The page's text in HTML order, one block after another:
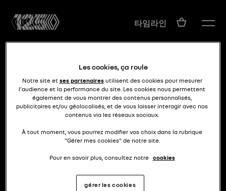
타임라인 KO
AX형
Les cookies, ça roule
Notre site et ses partenairesutilisent des cookies pour mesurer
l'audience et la performance du site. Les cookies nous permettent
également de vous montrer des contenus personnalisés,
publicitaires et/ou géolocalisés, et de vous laisser interagir avec nos
contenus via les réseaux sociaux.
À tout moment, vous pourrez modifier vos choix dans la rubrique
"Gérer mes cookies" de notre site.
Pour en savoir plus, consultez notre cookies
gérer les cookies